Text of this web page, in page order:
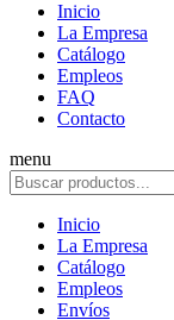
Inicio
La Empresa
Catálogo
Empleos
FAQ
Contacto
menu
Inicio
La Empresa
Catálogo
Empleos
Envíos